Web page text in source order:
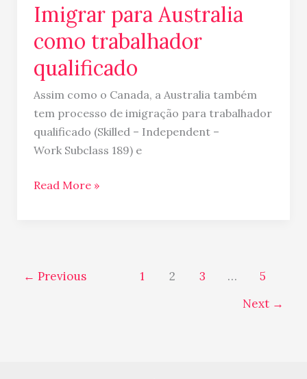
Imigrar para Australia
como trabalhador
qualificado
Assim como o Canada, a Australia também
tem processo de imigração para trabalhador
qualificado (Skilled – Independent –
Work Subclass 189) e
Read More »
← Previous 1 2 3 …
5
Next →